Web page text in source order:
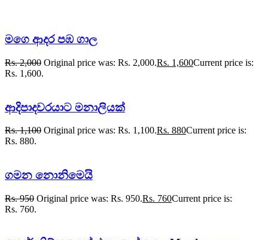
මගෙ ආදර පඹ ගාල
Rs.2,000 Original price was: Rs. 2,000.Rs. 1,600Current price is:
Rs. 1,600.
ආදිපාදවරයාට මනාලියක්
Rs.1,100 Original price was: Rs. 1,100.Rs. 880Current price is:
Rs. 880.
ගමන නොනිමෙයි
Rs.950 Original price was: Rs. 950.Rs. 760Current price is:
Rs. 760.